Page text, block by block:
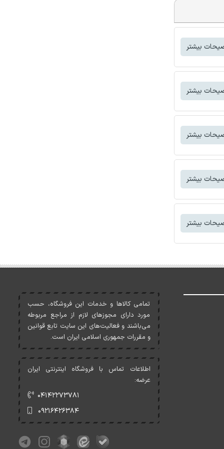
بیشتر
بیشتر
بیشتر
بیشتر
بیشتر
تمامی کالاها و خدمات اين فروشگاه، حسب
مورد دارای مجوزهای لازم از مراجع مربوطه
می‌باشند و فعاليت‌های اين سايت تابع قوانين
و مقررات جمهوری اسلامی ايران است.
اطلاعات تماس با فروشگاه اینترنتی ایران
عرضه:
۰۴۱۴۲۲۷۳۷۸۱
۰۹۲۱۶۴۲۶۳۸۴